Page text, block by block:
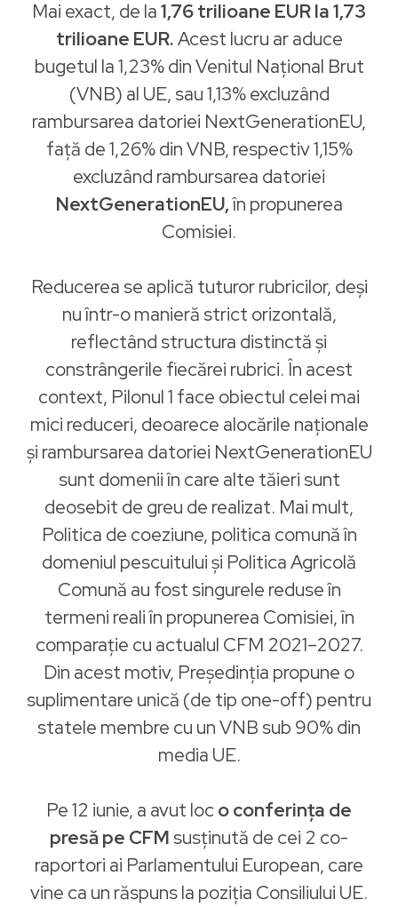
Mai exact, de la1,76 trilioane EUR la 1,73
trilioane EUR.Acest lucru ar aduce
bugetul la 1,23% din Venitul Național Brut
(VNB) al UE, sau 1,13% excluzând
rambursarea datoriei NextGenerationEU,
față de 1,26% din VNB, respectiv 1,15%
excluzând rambursarea datoriei
NextGenerationEU,în propunerea
Comisiei.
Reducerea se aplică tuturor rubricilor, deși
nu într-o manieră strict orizontală,
reflectând structura distinctă și
constrângerile fiecărei rubrici. În acest
context, Pilonul 1 face obiectul celei mai
mici reduceri, deoarece alocările naționale
și rambursarea datoriei NextGenerationEU
sunt domenii în care alte tăieri sunt
deosebit de greu de realizat. Mai mult,
Politica de coeziune, politica comună în
domeniul pescuitului și Politica Agricolă
Comună au fost singurele reduse în
termeni reali în propunerea Comisiei, în
comparație cu actualul CFM 2021–2027.
Din acest motiv, Președinția propune o
suplimentare unică (de tip one-off) pentru
statele membre cu un VNB sub 90% din
media UE.
Pe 12 iunie, a avut loco conferința de
presă pe CFM susținută de cei 2 co-
raportori ai Parlamentului European, care
vine ca un răspuns la poziția Consiliului UE.